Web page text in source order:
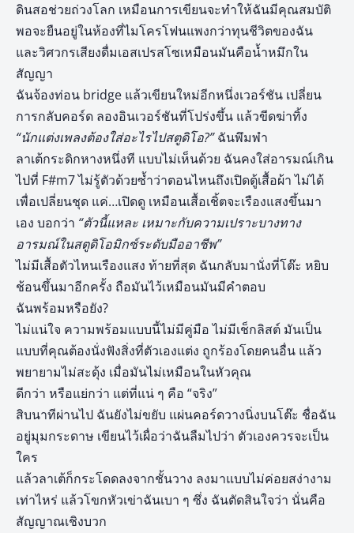
ดินสอช่วยถ่วงโลก เหมือนการเขียนจะทำให้ฉันมีคุณสมบัติ
พอจะยืนอยู่ในห้องที่ไมโครโฟนแพงกว่าทุนชีวิตของฉัน
และวิศวกรเสียงดื่มเอสเปรสโซเหมือนมันคือน้ำหมึกใน
สัญญา
ฉันจ้องท่อน bridge แล้วเขียนใหม่อีกหนึ่งเวอร์ชัน เปลี่ยน
การกลับคอร์ด ลองอินเวอร์ชันที่โปร่งขึ้น แล้วขีดฆ่าทิ้ง
“นักแต่งเพลงต้องใส่อะไรไปสตูดิโอ?”ฉันพึมพำ
ลาเต้กระดิกหางหนึ่งที แบบไม่เห็นด้วย ฉันคงใส่อารมณ์เกิน
ไปที่ F#m7 ไม่รู้ตัวด้วยซ้ำว่าตอนไหนถึงเปิดตู้เสื้อผ้า ไม่ได้
เพื่อเปลี่ยนชุด แค่…เปิดดู เหมือนเสื้อเชิ้ตจะเรืองแสงขึ้นมา
เอง บอกว่า “ตัวนี้แหละ เหมาะกับความเปราะบางทาง
อารมณ์ในสตูดิโอมิกซ์ระดับมืออาชีพ”
ไม่มีเสื้อตัวไหนเรืองแสง ท้ายที่สุด ฉันกลับมานั่งที่โต๊ะ หยิบ
ช้อนขึ้นมาอีกครั้ง ถือมันไว้เหมือนมันมีคำตอบ
ฉันพร้อมหรือยัง?
ไม่แน่ใจ ความพร้อมแบบนี้ไม่มีคู่มือ ไม่มีเช็กลิสต์ มันเป็น
แบบที่คุณต้องนั่งฟังสิ่งที่ตัวเองแต่ง ถูกร้องโดยคนอื่น แล้ว
พยายามไม่สะดุ้ง เมื่อมันไม่เหมือนในหัวคุณ
ดีกว่า หรือแย่กว่า แต่ที่แน่ ๆ คือ “จริง”
สิบนาทีผ่านไป ฉันยังไม่ขยับ แผ่นคอร์ดวางนิ่งบนโต๊ะ ชื่อฉัน
อยู่มุมกระดาษ เขียนไว้เผื่อว่าฉันลืมไปว่า ตัวเองควรจะเป็น
ใคร
แล้วลาเต้ก็กระโดดลงจากชั้นวาง ลงมาแบบไม่ค่อยสง่างาม
เท่าไหร่ แล้วโขกหัวเข่าฉันเบา ๆ ซึ่ง ฉันตัดสินใจว่า นั่นคือ
สัญญาณเชิงบวก